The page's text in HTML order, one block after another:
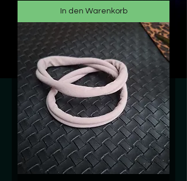
In den Warenkorb